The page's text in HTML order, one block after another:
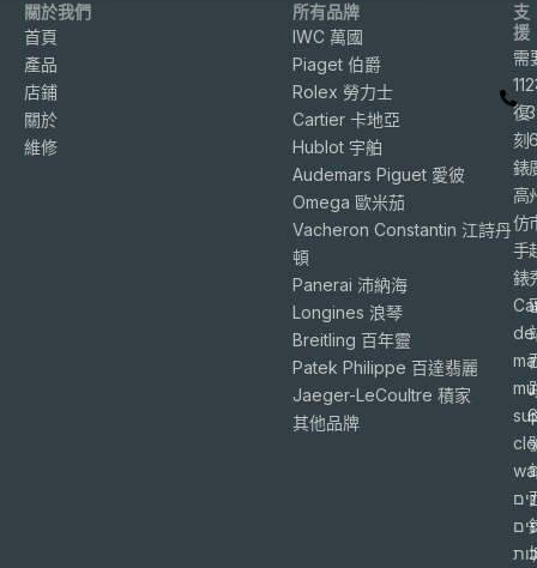
關於我們
首頁
產品
店鋪
關於
維修
所有品牌
IWC 萬國
Piaget 伯爵
Rolex 勞力士
Cartier 卡地亞
Hublot 宇舶
Audemars Piguet 愛彼
Omega 歐米茄
Vacheron Constantin 江詩丹
頓
Panerai 沛納海
Longines 浪琴
Breitling 百年靈
Patek Philippe 百達翡麗
Jaeger-LeCoultre 積家
其他品牌
支
援
需
復
刻
錶
高
仿
手
錶
de